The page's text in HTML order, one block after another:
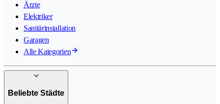
Ärzte
Elektriker
Sanitärinstallation
Garagen
Alle Kategorien
Beliebte Städte